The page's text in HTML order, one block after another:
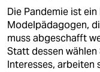
Die Pandemie ist
Modelpädagogen,
muss abgeschafft
Statt dessen wählen
Interesses,